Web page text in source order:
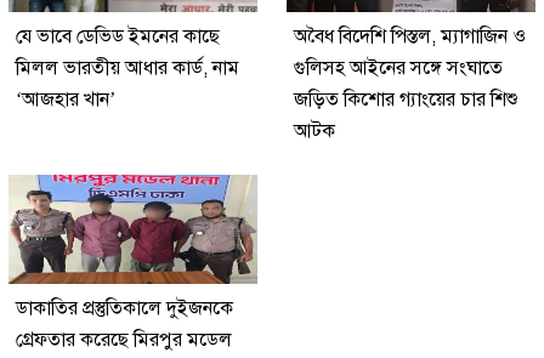
যে ভাবে ডেভিড ইমনের কাছে
মিলল ভারতীয় আধার কার্ড, নাম
‘আজহার খান’
অবৈধ বিদেশি পিস্তল, ম্যাগাজিন ও
গুলিসহ আইনের সঙ্গে সংঘাতে
জড়িত কিশোর গ্যাংয়ের চার শিশু
আটক
ডাকাতির প্রস্তুতিকালে দুইজনকে
গ্রেফতার করেছে মিরপুর মডেল